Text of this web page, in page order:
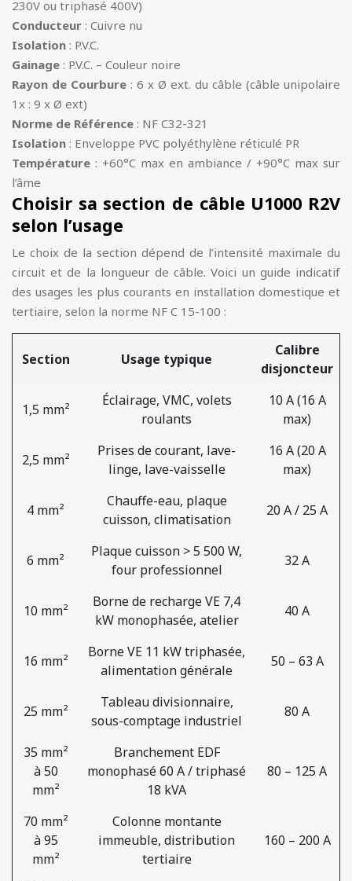
230V ou triphasé 400V)
Conducteur : Cuivre nu
Isolation : P.V.C.
Gainage : P.V.C. – Couleur noire
Rayon de Courbure : 6 x Ø ext. du câble (câble unipolaire
1x : 9 x Ø ext)
Norme de Référence : NF C32-321
Isolation : Enveloppe PVC polyéthylène réticulé PR
Température : +60°C max en ambiance / +90°C max sur
l’âme
Choisir sa section de câble U1000 R2V
selon l’usage
Le choix de la section dépend de l’intensité maximale du
circuit et de la longueur de câble. Voici un guide indicatif
des usages les plus courants en installation domestique et
tertiaire, selon la norme NF C 15-100 :
Section Usage typique
Calibre
disjoncteur
1,5 mm²
Éclairage, VMC, volets
roulants
10 A (16 A
max)
2,5 mm²
Prises de courant, lave-
linge, lave-vaisselle
16 A (20 A
max)
4 mm²
Chauffe-eau, plaque
cuisson, climatisation
20 A / 25 A
6 mm²
Plaque cuisson > 5 500 W,
four professionnel
32 A
10 mm²
Borne de recharge VE 7,4
kW monophasée, atelier
40 A
16 mm²
Borne VE 11 kW triphasée,
alimentation générale
50 – 63 A
25 mm²
Tableau divisionnaire,
sous-comptage industriel
80 A
35 mm²
à 50
mm²
Branchement EDF
monophasé 60 A / triphasé
18 kVA
80 – 125 A
70 mm²
à 95
mm²
Colonne montante
immeuble, distribution
tertiaire
160 – 200 A